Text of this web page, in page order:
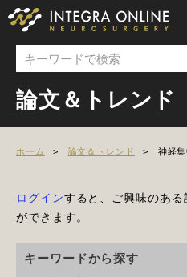
論文＆トレンド
ホーム 論文＆トレンド 神経
ログインすると、ご興味のある
ができます。
キーワードから探す